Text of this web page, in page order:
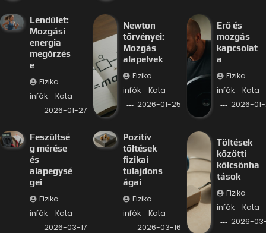
Lendület:
Mozgási
energia
megőrzés
e
Fizika
infók - Kata
2026-01-27
Newton
törvényei:
Mozgás
alapelvek
Fizika
infók - Kata
2026-01-25
Erő és
mozgás
kapcsolat
a
Fizika
infók - Kata
2026-
Feszültsé
g mérése
és
alapegysé
gei
Fizika
infók - Kata
2026-03-17
Pozitív
töltések
fizikai
tulajdons
ágai
Fizika
infók - Kata
2026-03-16
Töltések
közötti
kölcsönha
tások
Fizika
infók - Kata
2026-